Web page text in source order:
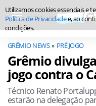
GRÊMIO NEWS PRÉ JOGO
Grêmio
jogo contra o
Técnico Renato
estarão na delegação
Utilizamos cookies essenciais e
Política de Privacidadee, ao
condições.